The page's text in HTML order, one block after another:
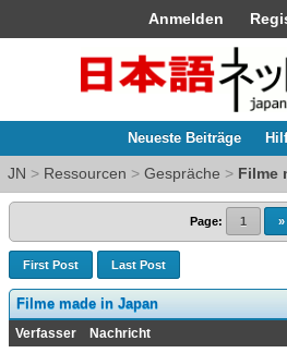
Anmelden
Neueste Beiträge
JN > Ressourcen > Gespräche > Filme
Page: 1 »
First Post Last Post
Filme made in Japan
Verfasser Nachricht